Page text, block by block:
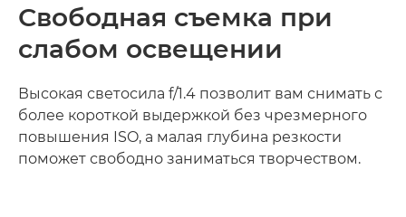
Свободная съемка при
слабом освещении
Высокая светосила f/1.4 позволит вам снимать с
более короткой выдержкой без чрезмерного
повышения ISO, а малая глубина резкости
поможет свободно заниматься творчеством.